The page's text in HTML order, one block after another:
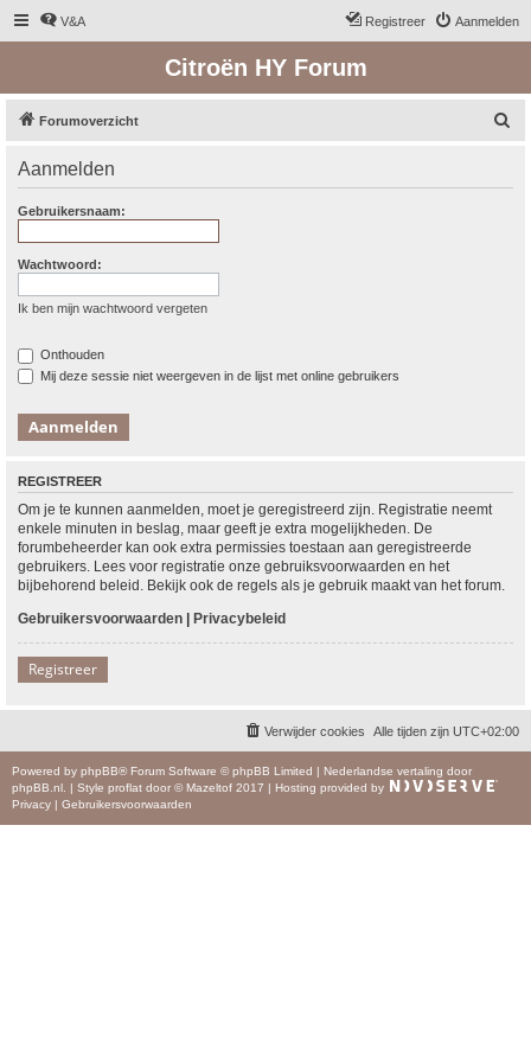
V&A Aanmelden
Registreer
Citroën HY Forum
Forumoverzicht
Aanmelden
Gebruikersnaam:
Wachtwoord:
Ik ben mijn wachtwoord vergeten
Onthouden
Mij deze sessie niet weergeven in de lijst met online gebruikers
REGISTREER
Om je te kunnen aanmelden, moet je geregistreerd zijn. Registratie neemt
enkele minuten in beslag, maar geeft je extra mogelijkheden. De
forumbeheerder kan ook extra permissies toestaan aan geregistreerde
gebruikers. Lees voor registratie onze gebruiksvoorwaarden en het
bijbehorend beleid. Bekijk ook de regels als je gebruik maakt van het forum.
Gebruikersvoorwaarden | Privacybeleid
Registreer
Alle tijden zijn UTC+02:00
Verwijder cookies
Powered by phpBB® Forum Software © phpBB Limited | Nederlandse vertaling door
phpBB.nl
| Style proflat door © Mazeltof 2017 | Hosting provided by
Privacy | Gebruikersvoorwaarden